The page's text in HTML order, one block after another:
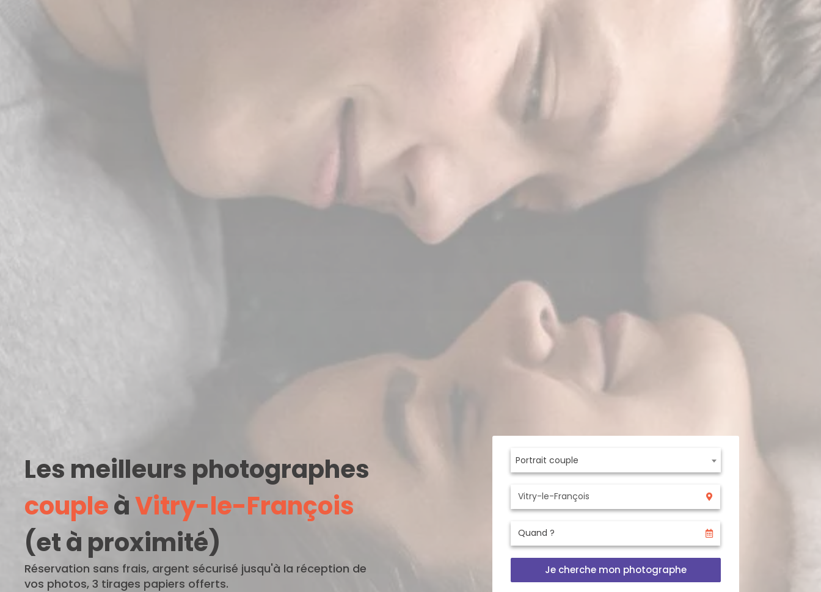
Les meilleurs photographes
coupleàVitry-le-François
(et à proximité)
Réservation sans frais, argent sécurisé jusqu'à la réception de
vos photos, 3 tirages papiers offerts.
Portrait couple
Je cherche mon photographe